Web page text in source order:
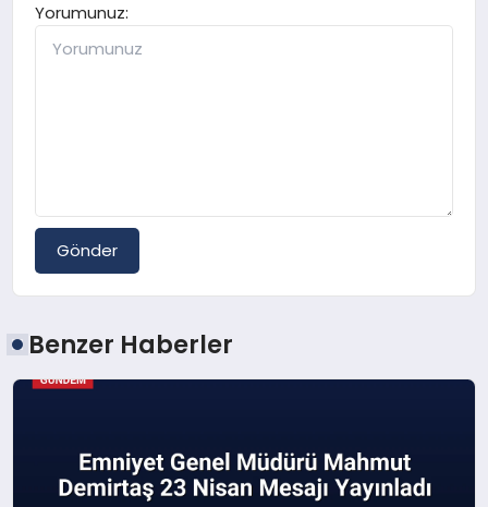
Yorumunuz:
Gönder
Benzer Haberler